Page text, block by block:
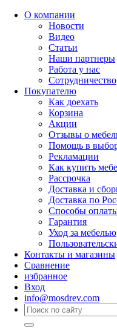
О компании
Новости
Видео
Статьи
Наши партнеры
Работа у нас
Сотрудничество
Покупателю
Как доехать
Корзина
Акции
Отзывы о
Помощь в
Рекламации
Как купить
Рассрочка
Доставка и
Доставка по
Способы
Гарантия
Уход за мебелью
Контакты и магазины
Сравнение
избранное
Вход
info@mosdrev.com